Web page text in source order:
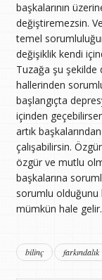
başkalarının
değiştiremezsin.
temel
değişiklik kendi
Tuzağa şu
hallerinden
başlangıçta
içinden
artık
çalışabilirsin.
özgür ve mutlu
başkalarına
sorumlu olduğunu
mümkün hale gelir.
bilinç farkındalık